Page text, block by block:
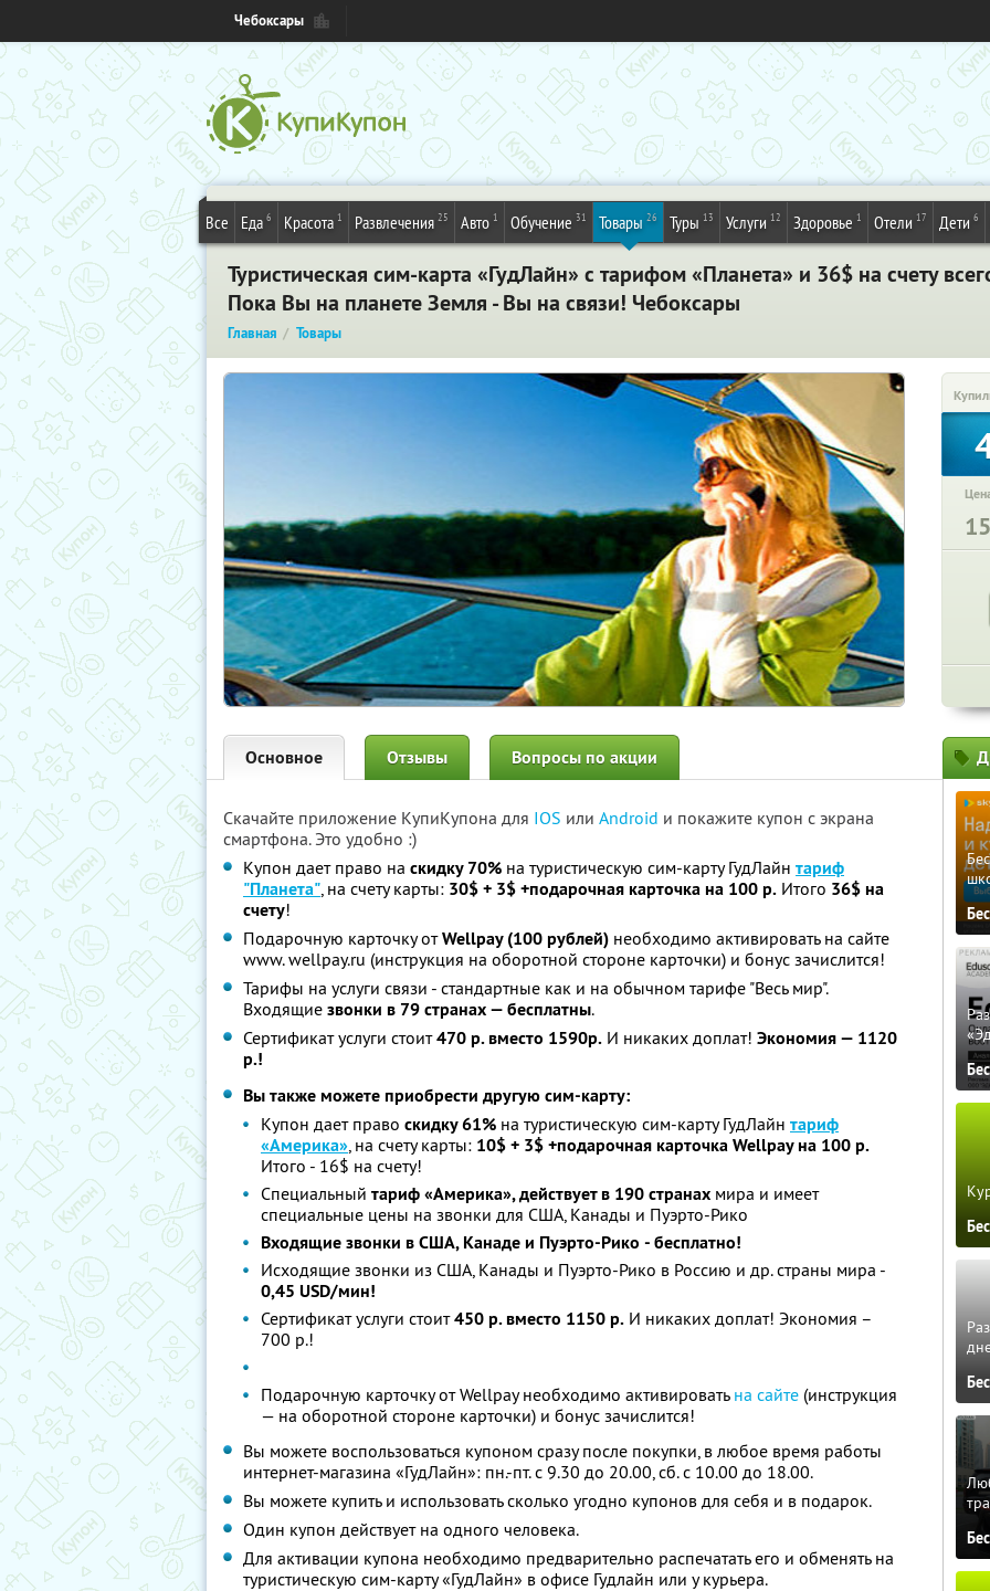
Чебоксары
Все Еда 6 Красота 1 Развлечения 25 Авто 1 Обучение 31 Товары 26 Туры 13 Услуги 12 Здоровье 1 Отели 17 Дети 6
Туристическая сим-карта «ГудЛайн» с тарифом «Планета» и 36$ на счету
Пока Вы на планете Земля - Вы на связи! Чебоксары
Главная Товары
Основное Отзывы Вопросы по акции
Скачайте приложение КупиКупона для IOS или Android и покажите купон с экрана
смартфона. Это удобно :)
Купон дает право на скидку 70% на туристическую сим-карту ГудЛайн тариф
"Планета", на счету карты: 30$ + 3$ +подарочная карточка на 100 р. Итого 36$ на
счету!
Подарочную карточку отWellpay (100 рублей) необходимо активировать на сайте
www. wellpay.ru (инструкция на оборотной стороне карточки) и бонус зачислится!
Тарифы на услуги связи - стандартные как и на обычном тарифе "Весь мир".
Входящие звонки в 79 странах — бесплатны.
Сертификат услуги стоит470 р. вместо 1590р. И никаких доплат! Экономия — 1120
р.!
Вы также можете приобрести другую сим-карту:
Купон дает право скидку 61% на туристическую сим-карту ГудЛайн тариф
«Америка», на счету карты: 10$ + 3$ +подарочная карточка Wellpay на 100 р.
Итого - 16$ на счету!
Специальный тариф «Америка», действует в 190 странах мира и имеет
специальные цены на звонки для США, Канады и Пуэрто-Рико
Входящие звонки в США, Канаде и Пуэрто-Рико - бесплатно!
Исходящие звонки из США, Канады и Пуэрто-Рико в Россию и др. страны мира -
0,45 USD/мин!
Сертификат услуги стоит450 р. вместо 1150 р. И никаких доплат! Экономия –
700 р.!
Подарочную карточку от Wellpay необходимо активировать на сайте (инструкция
— на оборотной стороне карточки) и бонус зачислится!
Вы можете воспользоваться купоном сразу после покупки, в любое время работы
интернет-магазина «ГудЛайн»: пн.-пт. с 9.30 до 20.00, сб. с 10.00 до 18.00.
Вы можете купить и использовать сколько угодно купонов для себя и в подарок.
Один купон действует на одного человека.
Для активации купона необходимо предварительно распечатать его и обменять на
туристическую сим-карту «ГудЛайн» в офисе Гудлайн или у курьера.